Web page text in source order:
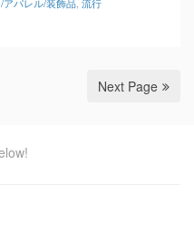
アパレル/装飾品, 流行
Next Page